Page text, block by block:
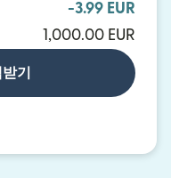
-3.99 EUR
1,000.00 EUR
기